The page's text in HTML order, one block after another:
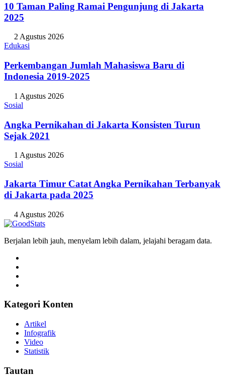
10 Taman Paling Ramai Pengunjung di Jakarta
2025
2 Agustus 2026
Edukasi
Perkembangan Jumlah Mahasiswa Baru di
Indonesia 2019-2025
1 Agustus 2026
Sosial
Angka Pernikahan di Jakarta Konsisten Turun
Sejak 2021
1 Agustus 2026
Sosial
Jakarta Timur Catat Angka Pernikahan Terbanyak
di Jakarta pada 2025
4 Agustus 2026
Berjalan lebih jauh, menyelam lebih dalam, jelajahi beragam data.
Kategori Konten
Artikel
Infografik
Video
Statistik
Tautan